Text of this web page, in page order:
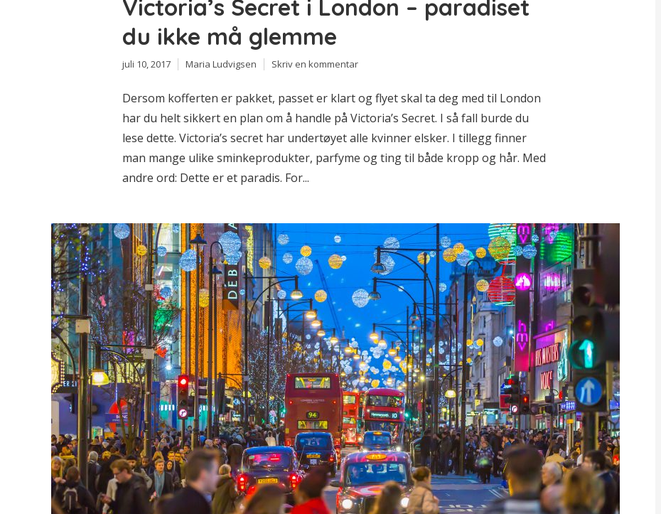
Victoria’s Secret i London – paradiset
du ikke må glemme
juli 10, 2017 Maria Ludvigsen Skriv en kommentar
Dersom kofferten er pakket, passet er klart og flyet skal ta deg med til London
har du helt sikkert en plan om å handle på Victoria’s Secret. I så fall burde du
lese dette. Victoria’s secret har undertøyet alle kvinner elsker. I tillegg finner
man mange ulike sminkeprodukter, parfyme og ting til både kropp og hår. Med
andre ord: Dette er et paradis. For...